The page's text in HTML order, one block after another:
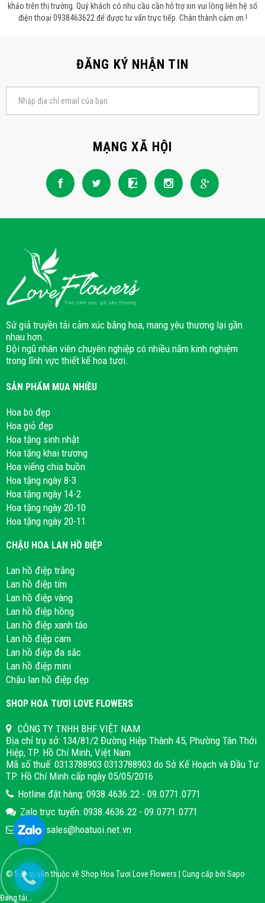
khảo trên thị trường. Quý khách có nhu cầu cần hỗ trợ xin vui lòng liên hệ số
điện thoại 0938463622 để được tư vấn trực tiếp. Chân thành cảm ơn !
ĐĂNG KÝ NHẬN TIN
MẠNG XÃ HỘI
Sứ giả truyền tải cảm xúc bằng hoa, mang yêu thương lại gần
nhau hơn.
Đội ngũ nhân viên chuyên nghiệp có nhiều năm kinh nghiệm
trong lĩnh vực thiết kế hoa tươi.
SẢN PHẨM MUA NHIỀU
Hoa bó đẹp
Hoa giỏ đẹp
Hoa tặng sinh nhật
Hoa tặng khai trương
Hoa viếng chia buồn
Hoa tặng ngày 8-3
Hoa tặng ngày 14-2
Hoa tặng ngày 20-10
Hoa tặng ngày 20-11
CHẬU HOA LAN HỒ ĐIỆP
Lan hồ điệp trắng
Lan hồ điệp tím
Lan hồ điệp vàng
Lan hồ điệp hồng
Lan hồ điệp xanh táo
Lan hồ điệp cam
Lan hồ điệp đa sắc
Lan hồ điệp mini
Chậu lan hồ điệp đẹp
SHOP HOA TƯƠI LOVE FLOWERS
CÔNG TY TNHH BHF VIỆT NAM
Địa chỉ trụ sở: 134/81/2 Đường Hiệp Thành 45, Phường Tân Thới
Hiệp, TP. Hồ Chí Minh, Việt Nam
Mã số thuế: 0313788903 0313788903 do Sở Kế Hoạch và Đầu Tư
TP. Hồ Chí Minh cấp ngày 05/05/2016
Hotline đặt hàng: 0938.4636.22 - 09.0771.0771
Zalo trực tuyến: 0938.4636.22 - 09.0771.0771
Email: sales@hoatuoi.net.vn
© Bản quyền thuộc về Shop Hoa Tươi Love Flowers | Cung cấp bởi Sapo
Đang tải...